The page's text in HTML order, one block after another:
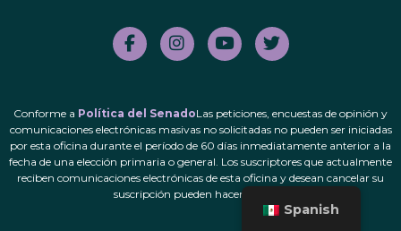
Conforme a Política del SenadoLas peticiones, encuestas de opinión y
comunicaciones electrónicas masivas no solicitadas no pueden ser iniciadas
por esta oficina durante el período de 60 días inmediatamente anterior a la
fecha de una elección primaria o general. Los suscriptores que actualmente
reciben comunicaciones electrónicas de esta oficina y desean cancelar su
suscripción pueden hacerlo.
Spanish